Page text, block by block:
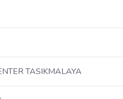
TASIKMALAYA